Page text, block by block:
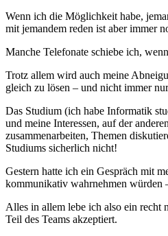
Wenn ich die Möglichkeit habe,
mit jemandem reden ist aber immer
Manche Telefonate schiebe ich,
Trotz allem wird auch meine
gleich zu lösen – und nicht immer
Das Studium (ich habe Informatik
und meine Interessen, auf der
zusammenarbeiten, Themen
Studiums sicherlich nicht!
Gestern hatte ich ein Gespräch mit
kommunikativ wahrnehmen würden
Alles in allem lebe ich also ein recht
Teil des Teams akzeptiert.